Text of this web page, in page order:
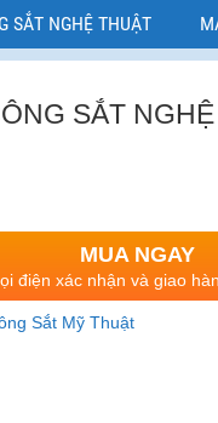
SẮT NGHỆ THUẬT
SẮT
MUA NGAY
điện xác nhận và giao
Sắt Mỹ Thuật